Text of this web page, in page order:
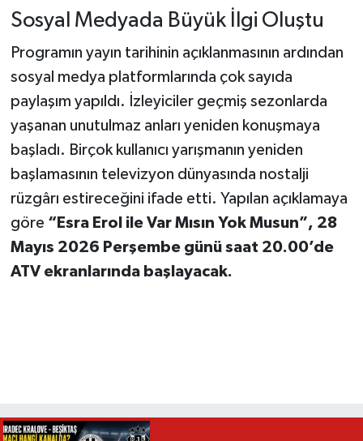
Sosyal Medyada Büyük İlgi Oluştu
Programın yayın tarihinin açıklanmasının ardından
sosyal medya platformlarında çok sayıda
paylaşım yapıldı. İzleyiciler geçmiş sezonlarda
yaşanan unutulmaz anları yeniden konuşmaya
başladı. Birçok kullanıcı yarışmanın yeniden
başlamasının televizyon dünyasında nostalji
rüzgârı estireceğini ifade etti. Yapılan açıklamaya
göre “Esra Erol ile Var Mısın Yok Musun”, 28
Mayıs 2026 Perşembe günü saat 20.00’de
ATV ekranlarında başlayacak.